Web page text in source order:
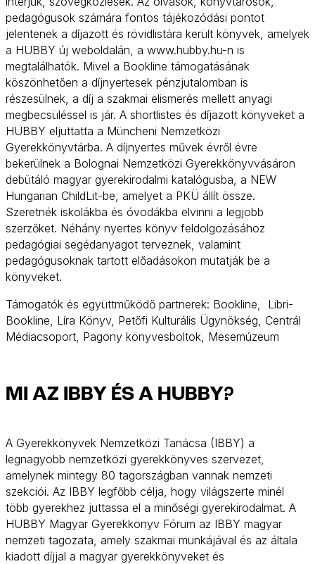
pedagógusok számára fontos tájékozódási pontot
jelentenek a díjazott és rövidlistára került könyvek, amelyek
a HUBBY új weboldalán, a www.hubby.hu-n is
megtalálhatók. Mivel a Bookline támogatásának
köszönhetően a díjnyertesek pénzjutalomban is
részesülnek, a díj a szakmai elismerés mellett anyagi
megbecsüléssel is jár. A shortlistes és díjazott könyveket a
HUBBY eljuttatta a Müncheni Nemzetközi
Gyerekkönyvtárba. A díjnyertes művek évről évre
bekerülnek a Bolognai Nemzetközi Gyerekkönyvvásáron
debütáló magyar gyerekirodalmi katalógusba, a NEW
Hungarian ChildLit-be, amelyet a PKÜ állít össze.
Szeretnék iskolákba és óvodákba elvinni a legjobb
szerzőket. Néhány nyertes könyv feldolgozásához
pedagógiai segédanyagot terveznek, valamint
pedagógusoknak tartott előadásokon mutatják be a
könyveket.
Támogatók és együttműködő partnerek: Bookline, Libri-
Bookline, Líra Könyv, Petőfi Kulturális Ügynökség, Centrál
Médiacsoport, Pagony könyvesboltok, Mesemúzeum
MI AZ IBBY ÉS A HUBBY?
A Gyerekkönyvek Nemzetközi Tanácsa (IBBY) a
legnagyobb nemzetközi gyerekkönyves szervezet,
amelynek mintegy 80 tagországban vannak nemzeti
szekciói. Az IBBY legfőbb célja, hogy világszerte minél
több gyerekhez juttassa el a minőségi gyerekirodalmat. A
HUBBY Magyar Gyerekkönyv Fórum az IBBY magyar
nemzeti tagozata, amely szakmai munkájával és az általa
kiadott díjjal a magyar gyerekkönyveket és